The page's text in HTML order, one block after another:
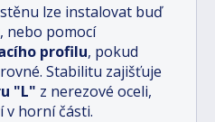
lze instalovat buď
nebo pomocí
profilu, pokud
Stabilitu zajišťuje
"L" z nerezové oceli,
v horní části.